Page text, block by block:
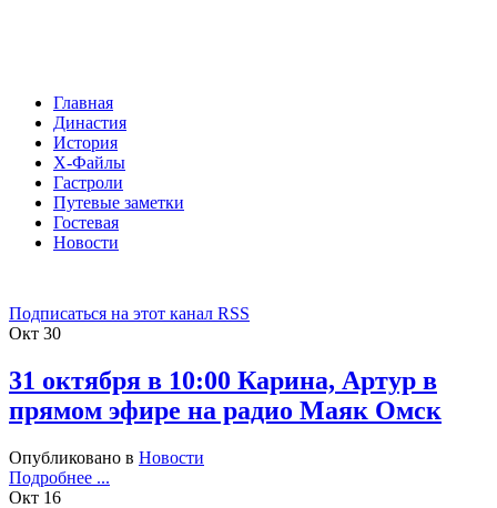
Главная
Династия
История
Х-Файлы
Гастроли
Путевые заметки
Гостевая
Новости
Подписаться на этот канал RSS
Окт 30
31 октября в 10:00 Карина, Артур в
прямом эфире на радио Маяк Омск
Опубликовано в Новости
Подробнее ...
Окт 16